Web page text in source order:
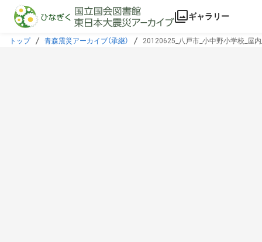
本文に飛ぶ
ギャラリー
トップ 青森震災アーカイブ（承継） 20120625_八戸市_小中野小学校_屋内